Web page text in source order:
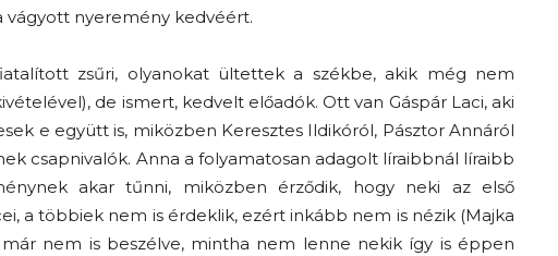
vágyott nyeremény kedvéért.
zsűri, olyanokat ültettek a székbe, akik még nem
de ismert, kedvelt előadók. Ott van Gáspár Laci, aki
e együtt is, miközben Keresztes Ildikóról, Pásztor Annáról
csapnivalók. Anna a folyamatosan adagolt líraibbnál líraibb
akar tűnni, miközben érződik, hogy neki az első
a többiek nem is érdeklik, ezért inkább nem is nézik (Majka
nem is beszélve, mintha nem lenne nekik így is éppen